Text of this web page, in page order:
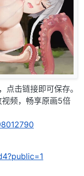
击链接即可保存。
频，畅享原画5倍